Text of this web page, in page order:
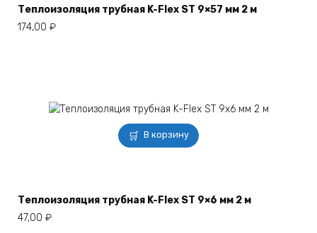
Теплоизоляция трубная K-Flex ST 9×57 мм 2 м
174,00 ₽
В корзину
Теплоизоляция трубная K-Flex ST 9×6 мм 2 м
47,00 ₽